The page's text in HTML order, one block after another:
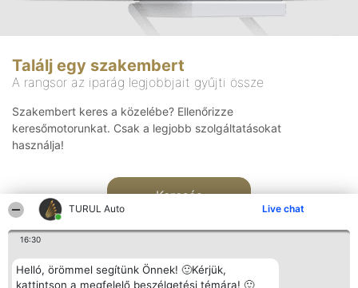
TURUL Auto Live chat
16:30
Helló, örömmel segítünk Önnek! 🙂Kérjük,
kattintson a megfelelő beszélgetési témára! 🙂
Találj egy szakembert
A rangsor az iparág legjobbjait gyűjti össze
Szakembert keres a közelébe? Ellenőrizze
keresőmotorunkat. Csak a legjobb szolgáltatásokat
használja!
Keresés